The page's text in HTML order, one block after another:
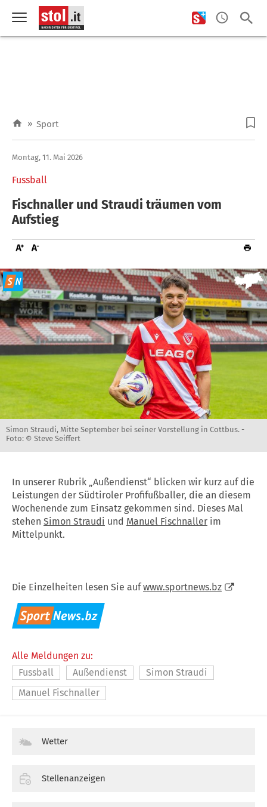
» Sport
Fussball
Montag, 11. Mai 2026
Fischnaller und Straudi träumen vom
Aufstieg
Simon Straudi, Mitte September bei seiner Vorstellung in Cottbus. -
Foto: © Steve Seiffert
In unserer Rubrik „Außendienst“ blicken wir kurz auf die
Leistungen der Südtiroler Profifußballer, die an diesem
Wochenende zum Einsatz gekommen sind. Dieses Mal
stehen Simon Straudi und Manuel Fischnaller im
Mittelpunkt.
Die Einzelheiten lesen Sie aufwww.sportnews.bz
Alle Meldungen zu:
Fussball
Außendienst
Simon Straudi
Manuel Fischnaller
Wetter
Stellenanzeigen